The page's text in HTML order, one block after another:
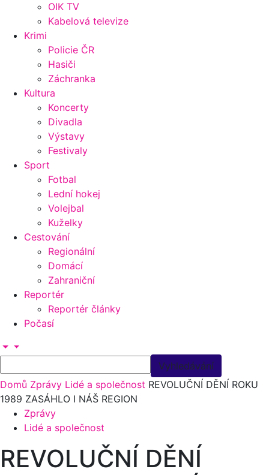
OIK TV
Kabelová televize
Krimi
Policie ČR
Hasiči
Záchranka
Kultura
Koncerty
Divadla
Výstavy
Festivaly
Sport
Fotbal
Lední hokej
Volejbal
Kuželky
Cestování
Regionální
Domácí
Zahraniční
Reportér
Reportér články
Počasí
Domů Zprávy Lidé a společnost REVOLUČNÍ DĚNÍ ROKU
1989 ZASÁHLO I NÁŠ REGION
Zprávy
Lidé a společnost
REVOLUČNÍ DĚNÍ